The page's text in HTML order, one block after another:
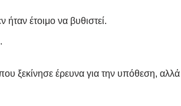
έτοιμο να βυθιστεί.
ξεκίνησε έρευνα για την υπόθεση, αλλά